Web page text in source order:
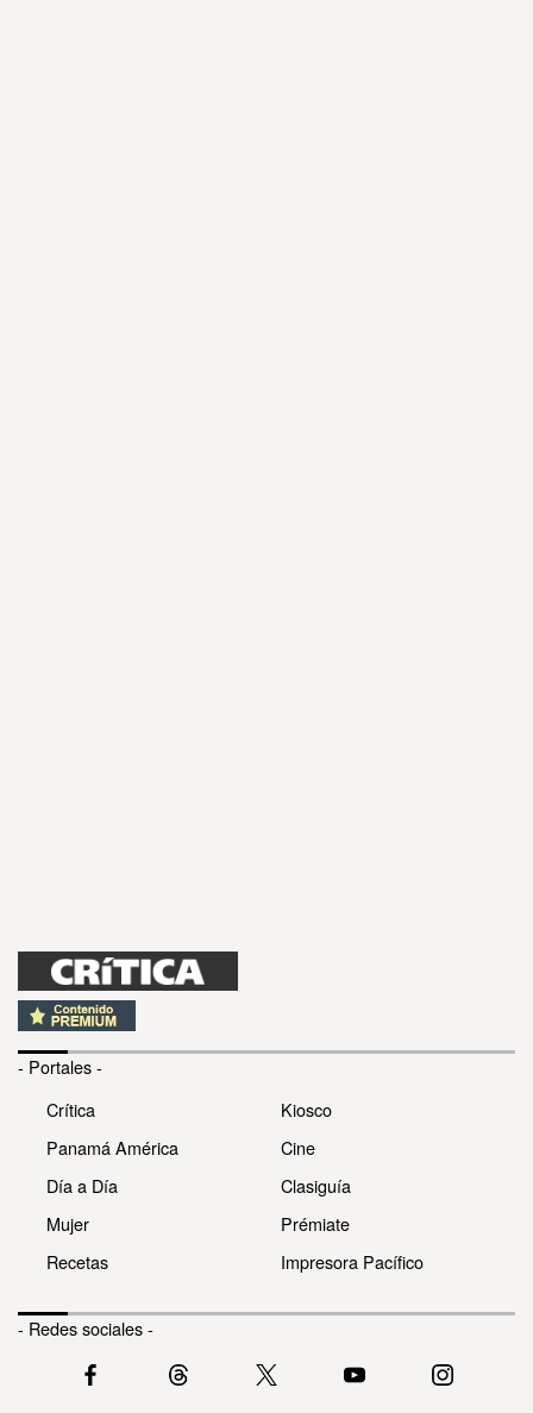
- Portales -
Crítica
Panamá América
Día a Día
Mujer
Recetas
Kiosco
Cine
Clasiguía
Prémiate
Impresora Pacífico
- Redes sociales -